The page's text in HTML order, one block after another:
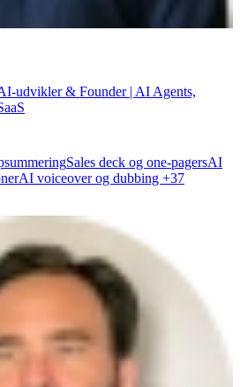
udvikler & Founder | AI Agents,
Sales deck og one-pagersAI
AI voiceover og dubbing +37